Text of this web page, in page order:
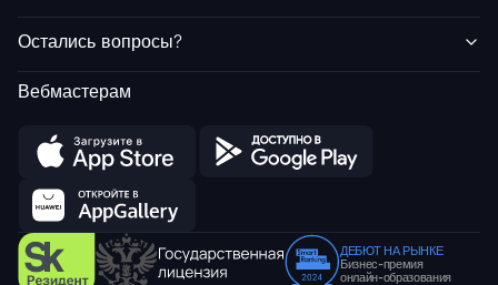
Остались вопросы?
Вебмастерам
ДЕБЮТ НА РЫНКЕ
Бизнес-премия
онлайн-образования